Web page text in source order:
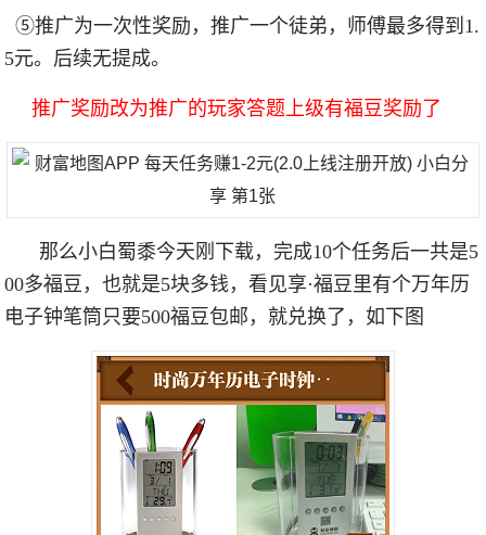
⑤推广为一次性奖励，推广一个徒弟，师傅最多得到1.
5元。后续无提成。
推广奖励改为推广的玩家答题上级有福豆奖励了
那么小白蜀黍今天刚下载，完成10个任务后一共是5
00多福豆，也就是5块多钱，看见享·福豆里有个万年历
电子钟笔筒只要500福豆包邮，就兑换了，如下图